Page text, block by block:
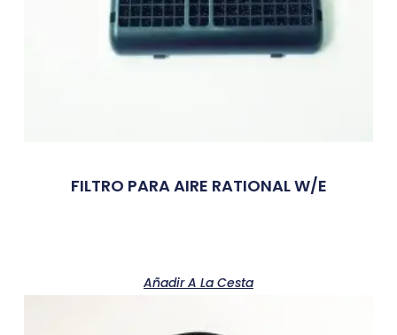
FILTRO PARA AIRE RATIONAL W/E
Añadir A La Cesta